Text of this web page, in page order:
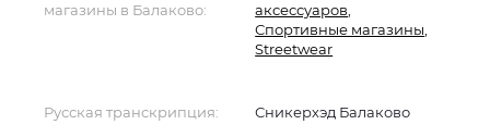
магазины в Балаково:
аксессуаров
Спортивные магазины
Streetwear
Русская транскрипция: Сникерхэд Балаково